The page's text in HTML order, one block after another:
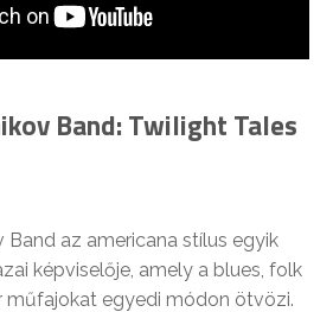
Band: Twilight Tales
Band az americana stílus egyik
képviselője, amely a blues, folk
műfajokat egyedi módon ötvözi.